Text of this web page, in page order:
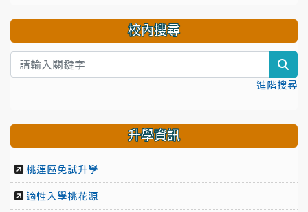
校內搜尋
進階搜尋
升學資訊
桃連區免試升學
適性入學桃花源